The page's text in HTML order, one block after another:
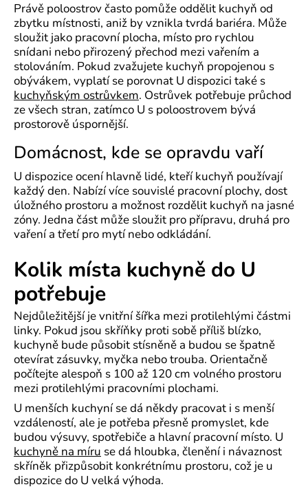
Právě poloostrov často pomůže oddělit kuchyň od
zbytku místnosti, aniž by vznikla tvrdá bariéra. Může
sloužit jako pracovní plocha, místo pro rychlou
snídani nebo přirozený přechod mezi vařením a
stolováním. Pokud zvažujete kuchyň propojenou s
obývákem, vyplatí se porovnat U dispozici také s
kuchyňským ostrůvkem. Ostrůvek potřebuje průchod
ze všech stran, zatímco U s poloostrovem bývá
prostorově úspornější.
Domácnost, kde se opravdu vaří
U dispozice ocení hlavně lidé, kteří kuchyň používají
každý den. Nabízí více souvislé pracovní plochy, dost
úložného prostoru a možnost rozdělit kuchyň na jasné
zóny. Jedna část může sloužit pro přípravu, druhá pro
vaření a třetí pro mytí nebo odkládání.
Kolik místa kuchyně do U
potřebuje
Nejdůležitější je vnitřní šířka mezi protilehlými částmi
linky. Pokud jsou skříňky proti sobě příliš blízko,
kuchyně bude působit stísněně a budou se špatně
otevírat zásuvky, myčka nebo trouba. Orientačně
počítejte alespoň s 100 až 120 cm volného prostoru
mezi protilehlými pracovními plochami.
U menších kuchyní se dá někdy pracovat i s menší
vzdáleností, ale je potřeba přesně promyslet, kde
budou výsuvy, spotřebiče a hlavní pracovní místo. U
kuchyně na míru se dá hloubka, členění i návaznost
skříněk přizpůsobit konkrétnímu prostoru, což je u
dispozice do U velká výhoda.